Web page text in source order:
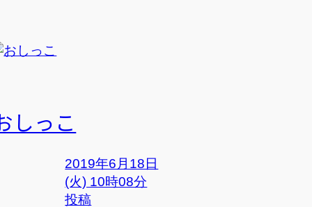
しっこ
2019年6月18日
(火) 10時08分
投稿